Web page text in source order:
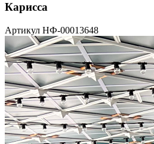
Карисса
Артикул НФ-00013648